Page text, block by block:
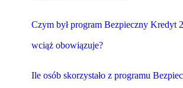
Czym był program Bezpieczny Kredyt
wciąż obowiązuje?
Ile osób skorzystało z programu